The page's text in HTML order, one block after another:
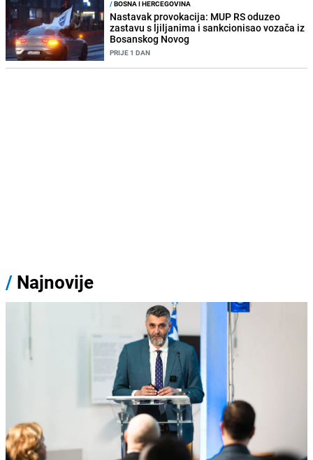
/BOSNA I HERCEGOVINA
Nastavak provokacija: MUP RS oduzeo
zastavu s ljiljanima i sankcionisao vozača iz
Bosanskog Novog
PRIJE 1 DAN
/ Najnovije